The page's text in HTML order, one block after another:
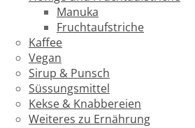
Manuka
Fruchtaufstriche
Kaffee
Vegan
Sirup & Punsch
Süssungsmittel
Kekse & Knabbereien
Weiteres zu Ernährung